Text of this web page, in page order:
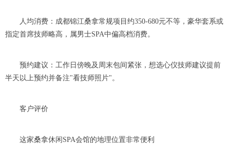
人均消费：成都锦江桑拿常规项目约350-680元不等，豪华套系或
指定首席技师略高，属男士SPA中偏高档消费。
预约建议：工作日傍晚及周末包间紧张，想选心仪技师建议提前
半天以上预约并备注"看技师照片"。
客户评价
这家桑拿休闲SPA会馆的地理位置非常便利